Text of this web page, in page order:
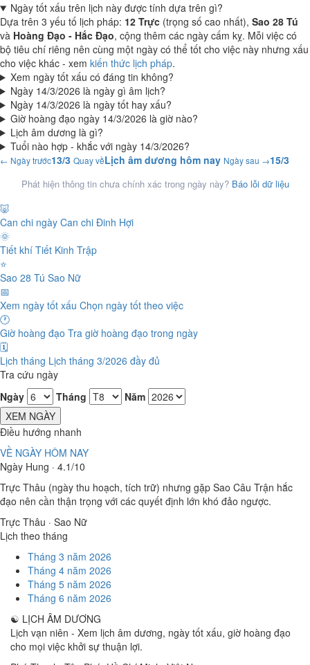
Ngày tốt xấu trên lịch này được tính dựa trên gì?
Dựa trên 3 yếu tố lịch pháp: 12 Trực (trọng số cao nhất), Sao 28 Tú
và Hoàng Đạo - Hắc Đạo, cộng thêm các ngày cấm kỵ. Mỗi việc có
bộ tiêu chí riêng nên cùng một ngày có thể tốt cho việc này nhưng xấu
cho việc khác - xem kiến thức lịch pháp.
Xem ngày tốt xấu có đáng tin không?
Ngày 14/3/2026 là ngày gì âm lịch?
Ngày 14/3/2026 là ngày tốt hay xấu?
Giờ hoàng đạo ngày 14/3/2026 là giờ nào?
Lịch âm dương là gì?
Tuổi nào hợp - khắc với ngày 14/3/2026?
← Ngày trước13/3 Quay vềLịch âm dương hôm nay Ngày sau →15/3
Phát hiện thông tin chưa chính xác trong ngày này? Báo lỗi dữ liệu
🐷
Can chi ngày Can chi Đinh Hợi
🌞
Tiết khí Tiết Kinh Trập
⭐
Sao 28 Tú Sao Nữ
📅
Xem ngày tốt xấu Chọn ngày tốt theo việc
🕐
Giờ hoàng đạo Tra giờ hoàng đạo trong ngày
🗓️
Lịch tháng Lịch tháng 3/2026 đầy đủ
Tra cứu ngày
Ngày
Tháng
Năm
XEM NGÀY
Điều hướng nhanh
VỀ NGÀY HÔM NAY
Ngày Hung · 4.1/10
Trực Thâu (ngày thu hoạch, tích trữ) nhưng gặp Sao Câu Trận hắc
đạo nên cần thận trọng với các quyết định lớn khó đảo ngược.
Trực Thâu · Sao Nữ
Lịch theo tháng
Tháng 3 năm 2026
Tháng 4 năm 2026
Tháng 5 năm 2026
Tháng 6 năm 2026
☯ LỊCH ÂM DƯƠNG
Lịch vạn niên - Xem lịch âm dương, ngày tốt xấu, giờ hoàng đạo
cho mọi việc khởi sự thuận lợi.